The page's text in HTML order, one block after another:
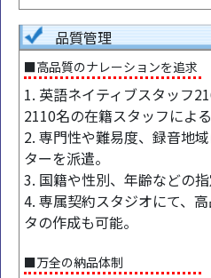
品質管理
■高品質のナレーションを追求
1. 英語ネイティブスタッフ
2110名の在籍スタッフによる
2. 専門性や難易度、録音地
ターを派遣。
3. 国籍や性別、年齢などの指
4. 専属契約スタジオにて、
タの作成も可能。
■万全の納品体制